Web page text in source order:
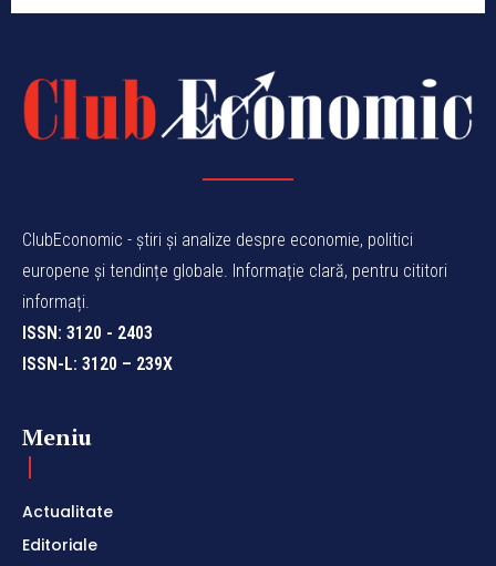
ClubEconomic - știri și analize despre economie, politici
europene și tendințe globale. Informație clară, pentru cititori
informați.
ISSN: 3120 - 2403
ISSN-L: 3120 – 239X
Meniu
Actualitate
Editoriale